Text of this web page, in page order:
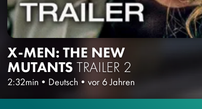
X-MEN: THE NEW
MUTANTS TRAILER 2
2:32min • Deutsch • vor 6 Jahren